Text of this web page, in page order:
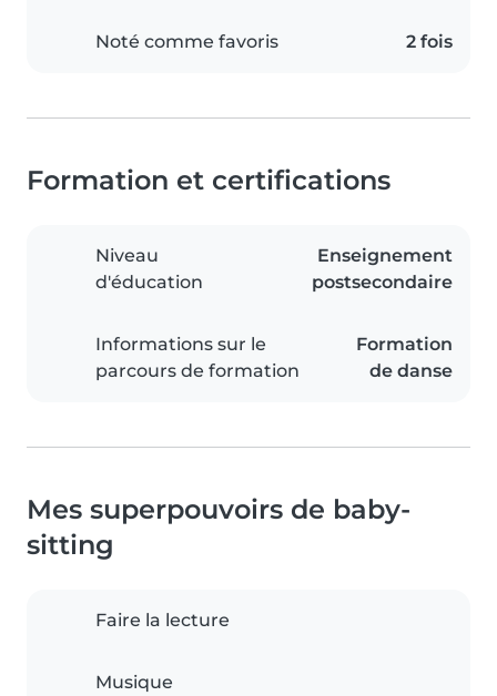
Noté comme favoris 2 fois
Formation et certifications
Niveau
d'éducation
Enseignement
postsecondaire
Informations sur le
parcours de formation
Formation
de danse
Mes superpouvoirs de baby-
sitting
Faire la lecture
Musique